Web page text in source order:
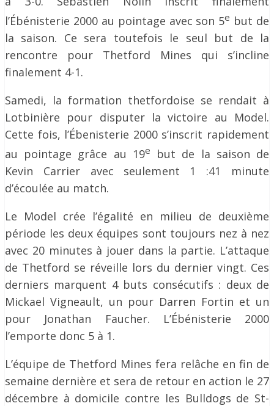
l’Ébénisterie 2000 au pointage avec son 5e but de
la saison. Ce sera toutefois le seul but de la
rencontre pour Thetford Mines qui s’incline
finalement 4-1.
Samedi, la formation thetfordoise se rendait à
Lotbinière pour disputer la victoire au Model.
Cette fois, l’Ébenisterie 2000 s’inscrit rapidement
au pointage grâce au 19e
but de la saison de
Kevin Carrier avec seulement 1 :41 minute
d’écoulée au match.
Le Model crée l’égalité en milieu de deuxième
période les deux équipes sont toujours nez à nez
avec 20 minutes à jouer dans la partie. L’attaque
de Thetford se réveille lors du dernier vingt. Ces
derniers marquent 4 buts consécutifs : deux de
Mickael Vigneault, un pour Darren Fortin et un
pour Jonathan Faucher. L’Ébénisterie 2000
l’emporte donc 5 à 1.
L’équipe de Thetford Mines fera relâche en fin de
semaine dernière et sera de retour en action le 27
décembre à domicile contre les Bulldogs de St-